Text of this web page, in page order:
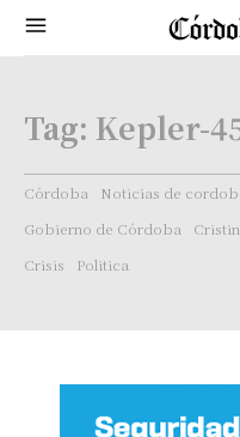
Tag: Kepler-
Córdoba Noticias de
Gobierno de Córdoba
Crisis
Politica